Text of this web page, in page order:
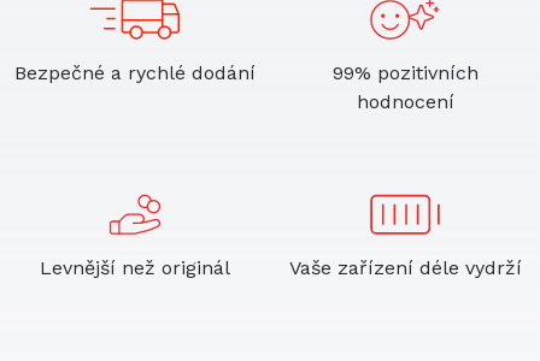
Bezpečné a rychlé dodání
99% pozitivních
hodnocení
Levnější než originál Vaše zařízení déle vydrží